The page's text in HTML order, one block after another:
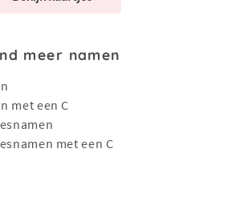
meer namen
met een C
met een C